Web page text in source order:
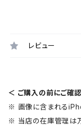
レビュー
＜ ご購入の前にご確
※ 画像に含まれる
※ 当店の在庫管理は